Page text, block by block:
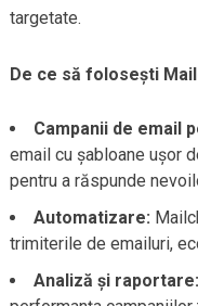
targetate.
De ce să folosești
Campanii de email
email cu șabloane ușor
pentru a răspunde
Automatizare:
trimiterile de emailuri,
Analiză și raportare: